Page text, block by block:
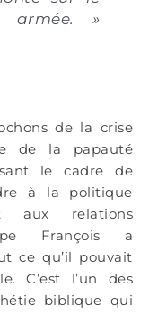
»
de la crise
de la papauté
le cadre de
à la politique
aux relations
François a
ce qu’il pouvait
C’est l’un des
biblique qui